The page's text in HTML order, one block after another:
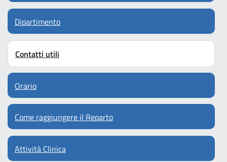
Dipartimento
Contatti utili
Orario
Come raggiungere il Reparto
Attività Clinica